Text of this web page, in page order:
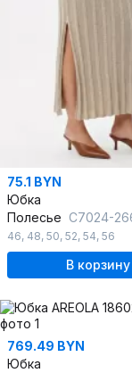
75.1 BYN
Юбка
Полесье С7024-266С1619-Д43
46, 48, 50, 52, 54, 56
В корзину
769.49 BYN
Юбка